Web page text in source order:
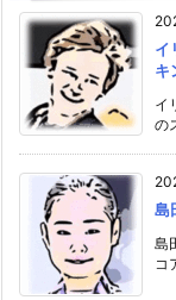
イ
キ
イ
の
島
島
コ